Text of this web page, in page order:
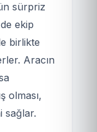
sürpriz
ekip
birlikte
Aracın
olması,
sağlar.